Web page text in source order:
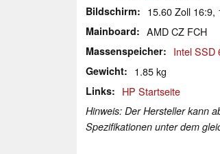
Bildschirm 15.60 Zoll 16:9,
Mainboard AMD CZ FCH
Massenspeicher Intel SSD
Gewicht 1.85 kg
Links HP Startseite
Hinweis: Der Hersteller kann
Spezifikationen unter dem